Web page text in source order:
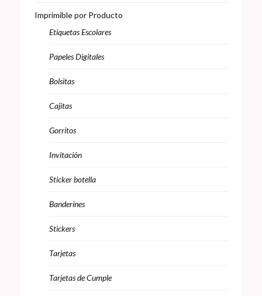
Imprimible por Producto
Etiquetas Escolares
Papeles Digitales
Bolsitas
Cajitas
Gorritos
Invitación
Sticker botella
Banderines
Stickers
Tarjetas
Tarjetas de Cumple